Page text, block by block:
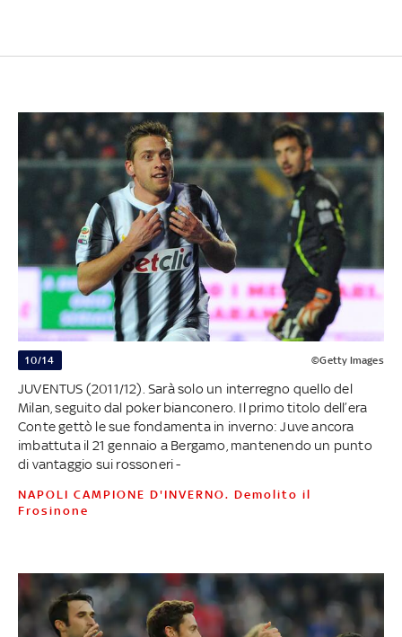
10/14 ©Getty Images
JUVENTUS (2011/12). Sarà solo un interregno quello del
Milan, seguito dal poker bianconero. Il primo titolo dell’era
Conte gettò le sue fondamenta in inverno: Juve ancora
imbattuta il 21 gennaio a Bergamo, mantenendo un punto
di vantaggio sui rossoneri -
NAPOLI CAMPIONE D'INVERNO. Demolito il
Frosinone